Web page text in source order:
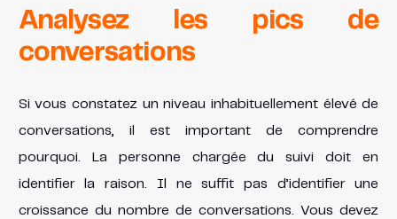
Analysez les pics de
conversations
Si vous constatez un niveau inhabituellement élevé de
conversations, il est important de comprendre
pourquoi. La personne chargée du suivi doit en
identifier la raison. Il ne suffit pas d’identifier une
croissance du nombre de conversations. Vous devez